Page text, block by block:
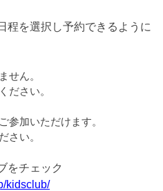
を選択し予約できるように
せん。
ださい。
参加いただけます。
さい。
をチェック
kidsclub/